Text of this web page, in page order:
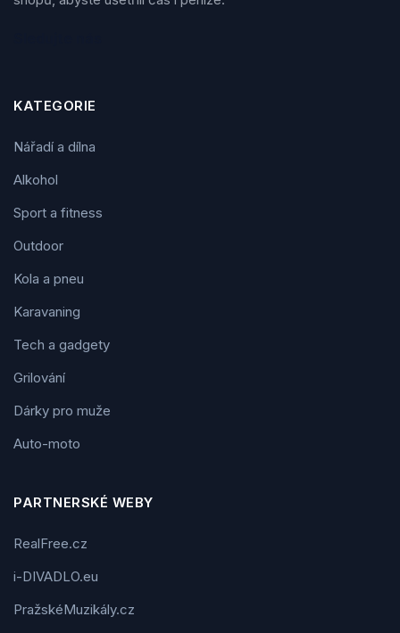
KATEGORIE
Nářadí a dílna
Alkohol
Sport a fitness
Outdoor
Kola a pneu
Karavaning
Tech a gadgety
Grilování
Dárky pro muže
Auto-moto
PARTNERSKÉ WEBY
RealFree.cz
i-DIVADLO.eu
PražskéMuzikály.cz